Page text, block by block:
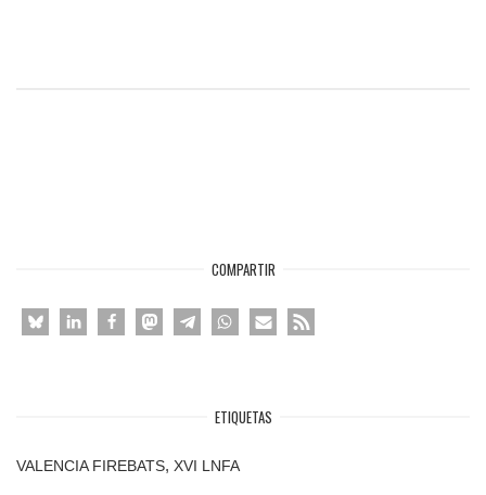
COMPARTIR
ETIQUETAS
VALENCIA FIREBATS, XVI LNFA